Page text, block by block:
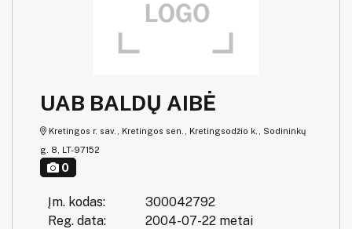
UAB BALDŲ AIBĖ
Kretingos r. sav., Kretingos sen., Kretingsodžio k., Sodininkų
g. 8, LT-97152
0
Įm. kodas:
300042792
Reg. data:
2004-07-22 metai